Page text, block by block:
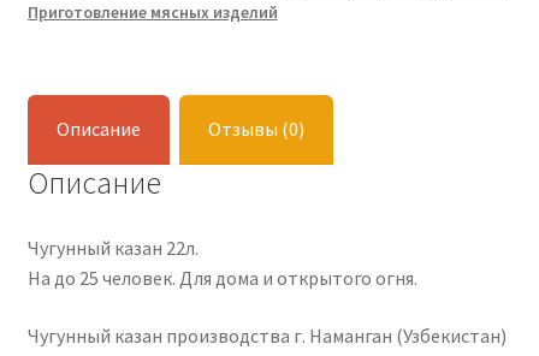
Приготовление мясных изделий
Описание Отзывы (0)
Описание
Чугунный казан 22л.
На до 25 человек. Для дома и открытого огня.
Чугунный казан производства г. Наманган (Узбекистан)